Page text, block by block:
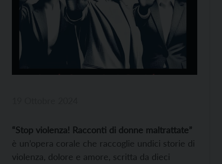
“Stop violenza! Racconti di donne maltrattate”
è un’opera corale che raccoglie undici storie di
violenza, dolore e amore, scritta da dieci